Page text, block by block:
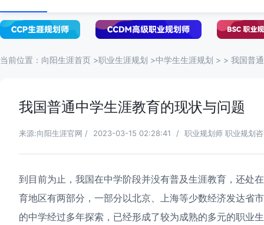
当前位置： 向阳生涯首页 >职业生涯规划 >中学生生涯规划 > > 我国普
我国普通中学生涯教育的现状与问题
来源:向阳生涯官网 / 2023-03-15 02:28:41 / 职业规划师 职业规划
到目前为止，我国在中学阶段并没有普及生涯教育，还处
育地区有两部分，一部分以北京、上海等少数经济发达省
的中学经过多年探索，已经形成了较为成熟的多元的职业